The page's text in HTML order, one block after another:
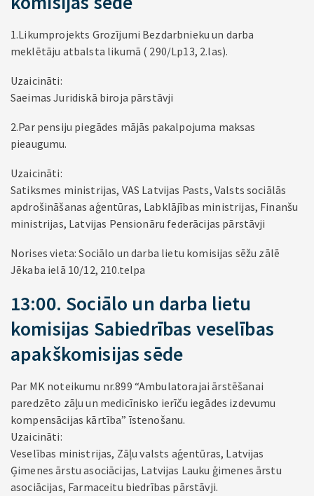
1.Likumprojekts Grozījumi Bezdarbnieku un darba
meklētāju atbalsta likumā ( 290/Lp13, 2.las).
Uzaicināti:
Saeimas Juridiskā biroja pārstāvji
2.Par pensiju piegādes mājās pakalpojuma maksas
pieaugumu.
Uzaicināti:
Satiksmes ministrijas, VAS Latvijas Pasts, Valsts sociālās
apdrošināšanas aģentūras, Labklājības ministrijas, Finanšu
ministrijas, Latvijas Pensionāru federācijas pārstāvji
Norises vieta: Sociālo un darba lietu komisijas sēžu zālē
Jēkaba ielā 10/12, 210.telpa
13:00. Sociālo un darba lietu
komisijas Sabiedrības veselības
apakškomisijas sēde
Par MK noteikumu nr.899 “Ambulatorajai ārstēšanai
paredzēto zāļu un medicīnisko ierīču iegādes izdevumu
kompensācijas kārtība” īstenošanu.
Uzaicināti:
Veselības ministrijas, Zāļu valsts aģentūras, Latvijas
Ģimenes ārstu asociācijas, Latvijas Lauku ģimenes ārstu
asociācijas, Farmaceitu biedrības pārstāvji.